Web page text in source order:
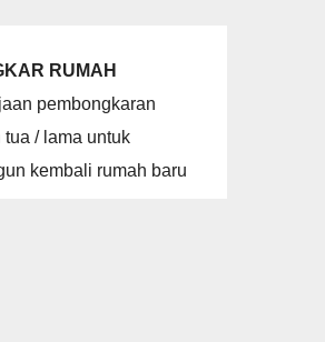
RUMAH
pembongkaran
tua / lama untuk
kembali rumah baru